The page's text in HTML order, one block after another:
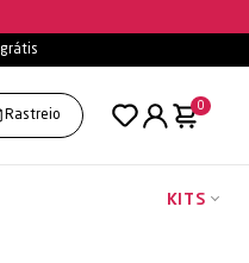
grátis
Rastreio
0
KITS